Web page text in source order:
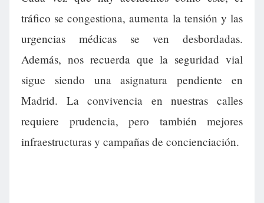
tráfico se congestiona, aumenta la tensión y las
urgencias médicas se ven desbordadas.
Además, nos recuerda que la seguridad vial
sigue siendo una asignatura pendiente en
Madrid. La convivencia en nuestras calles
requiere prudencia, pero también mejores
infraestructuras y campañas de concienciación.